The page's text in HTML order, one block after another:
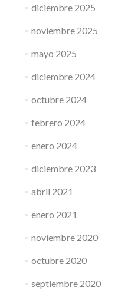
diciembre 2025
noviembre 2025
mayo 2025
diciembre 2024
octubre 2024
febrero 2024
enero 2024
diciembre 2023
abril 2021
enero 2021
noviembre 2020
octubre 2020
septiembre 2020